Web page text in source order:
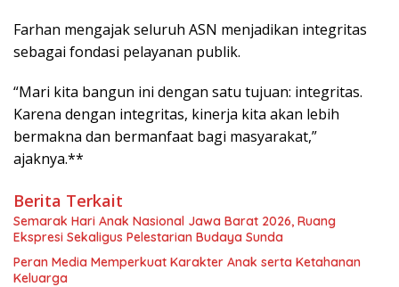
Farhan mengajak seluruh ASN menjadikan integritas
sebagai fondasi pelayanan publik.
“Mari kita bangun ini dengan satu tujuan: integritas.
Karena dengan integritas, kinerja kita akan lebih
bermakna dan bermanfaat bagi masyarakat,”
ajaknya.**
Berita Terkait
Semarak Hari Anak Nasional Jawa Barat 2026, Ruang
Ekspresi Sekaligus Pelestarian Budaya Sunda
Peran Media Memperkuat Karakter Anak serta Ketahanan
Keluarga